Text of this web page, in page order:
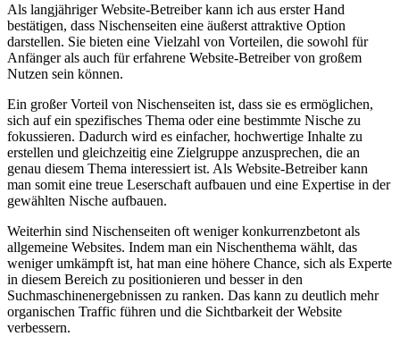
Als langjähriger Website-Betreiber kann ich aus erster Hand ​
bestätigen, dass Nischenseiten ⁣eine ⁤äußerst ​attraktive Option
darstellen. ‌Sie bieten eine Vielzahl von​ Vorteilen, ‍die⁤ sowohl für
Anfänger als​ auch für erfahrene Website-Betreiber von großem ​
Nutzen sein können.
Ein großer Vorteil von Nischenseiten ist, dass sie ‍es ermöglichen,
sich ⁢auf ein spezifisches⁣ Thema‌ oder eine bestimmte Nische zu
fokussieren. ‌Dadurch wird es einfacher, ​hochwertige‌ Inhalte zu​
erstellen‌ und gleichzeitig‍ eine Zielgruppe anzusprechen, ⁢die ‍an
genau diesem Thema⁢ interessiert ist. Als‌ Website-Betreiber kann
man somit eine treue Leserschaft aufbauen und eine​ Expertise ⁤in‍ der
gewählten Nische aufbauen.
Weiterhin sind⁢ Nischenseiten oft weniger konkurrenzbetont als​
allgemeine Websites. Indem man ein ⁢Nischenthema‍ wählt, das
weniger umkämpft ⁢ist, hat man​ eine höhere Chance, sich als‌ Experte
in diesem Bereich zu positionieren und⁤ besser in den
Suchmaschinenergebnissen zu ranken. Das kann zu deutlich‍ mehr‌
organischen Traffic ‌führen und die ⁤Sichtbarkeit‍ der Website
verbessern.